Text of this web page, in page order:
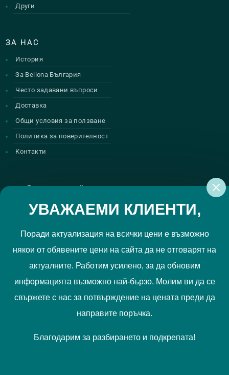
УВАЖАЕМИ КЛИЕНТИ,
Поради актуализация на всички цени е възможно
някои от обявените цени на сайта да не отговарят на
актуалните. Работим усилено, за да обновим
информацията възможно най-бързо. Молим ви да се
свържете с нас за потвърждение на цената преди да
направите поръчка.
Благодарим за разбирането и подкрепата!
Други
ЗА НАС
История
За Bellona България
Често задавани въпроси
Доставка
Общи условия за ползване
Политика за поверителност
Контакти
Регистрирай се за нашите атрактивни
Прочетох и приемам Политиката за поверителност
РЕГИСТРИРАЙ МЕ
Ние използваме "бисквитки", за да Ви осигурим по-добро
Запознайте се с нашатаПолитика за бисквитки.